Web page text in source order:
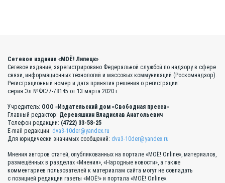
Сетевое издание «МОЁ! Липецк»
Сетевое издание, зарегистрировано Федеральной службой по надзору в сфере
связи, информационных технологий и массовых коммуникаций (Роскомнадзор).
Регистрационный номер и дата принятия решения о регистрации:
серия Эл №ФС77-78145 от 13 марта 2020 г.
Учредитель: ООО «Издательский дом «Свободная пресса»
Главный редактор: Деревяшкин Владислав Анатольевич
Телефон редакции: (4722) 33-58-25
E-mail редакции: dva3-10der@yandex.ru
Для юридически значимых сообщений: dva3-10der@yandex.ru
Мнения авторов статей, опубликованных на портале «МОЁ! Online», материалов,
размещённых в разделах «Мнения», «Народные новости», а также
комментариев пользователей к материалам сайта могут не совпадать
с позицией редакции газеты «МОЁ!» и портала «МОЁ! Online».